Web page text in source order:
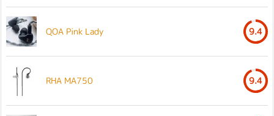
QOA Pink Lady 9.4
RHA MA750 9.4